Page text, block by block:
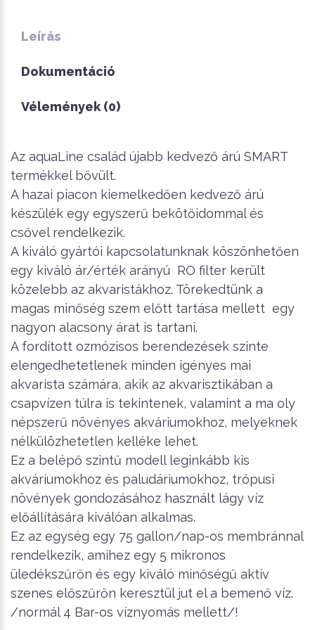
Leírás
Dokumentáció
Vélemények (0)
Az aquaLine család újabb kedvező árú SMART
termékkel bővült.
A hazai piacon kiemelkedően kedvező árú
készülék egy egyszerű bekötőidommal és
csővel rendelkezik.
A kiváló gyártói kapcsolatunknak köszönhetően
egy kiváló ár/érték arányú RO filter került
közelebb az akvaristákhoz. Törekedtünk a
magas minőség szem előtt tartása mellett egy
nagyon alacsony árat is tartani.
A fordított ozmózisos berendezések szinte
elengedhetetlenek minden igényes mai
akvarista számára, akik az akvarisztikában a
csapvízen túlra is tekintenek, valamint a ma oly
népszerű növényes akváriumokhoz, melyeknek
nélkülözhetetlen kelléke lehet.
Ez a belépő szintű modell leginkább kis
akváriumokhoz és paludáriumokhoz, trópusi
növények gondozásához használt lágy víz
előállítására kiválóan alkalmas.
Ez az egység egy 75 gallon/nap-os membránnal
rendelkezik, amihez egy 5 mikronos
üledékszűrőn és egy kiváló minőségű aktív
szenes előszűrőn keresztül jut el a bemenő víz.
/normál 4 Bar-os víznyomás mellett/!